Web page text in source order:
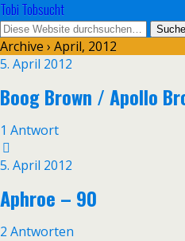
Tobi Tobsucht
Archive › April, 2012
5. April 2012
Boog Brown / Apollo
1 Antwort
5. April 2012
Aphroe – 90
2 Antworten